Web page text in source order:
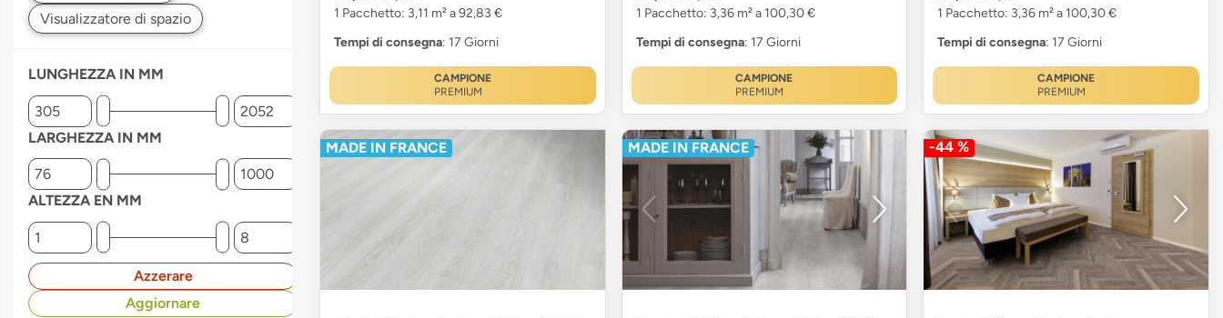
LUNGHEZZA IN MM
LARGHEZZA IN MM
ALTEZZA EN MM
Azzerare
Aggiornare
1 Pacchetto: 3,11 m² a 92,83 €
Tempi di consegna: 17 Giorni
CAMPIONE
PREMIUM
1 Pacchetto: 3,36 m² a 100,30 €
Tempi di consegna: 17 Giorni
CAMPIONE
PREMIUM
1 Pacchetto: 3,36 m² a 100,30 €
Tempi di consegna: 17 Giorni
CAMPIONE
PREMIUM
MADE IN FRANCE MADE IN FRANCE -44 %